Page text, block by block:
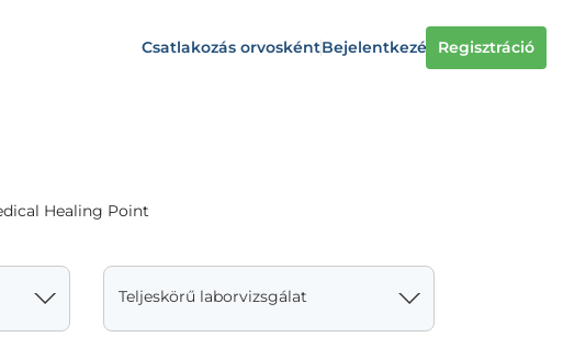
Csatlakozás orvoskéntBejelentkezés Regisztráció
Healing Point
Teljeskörű laborvizsgálat